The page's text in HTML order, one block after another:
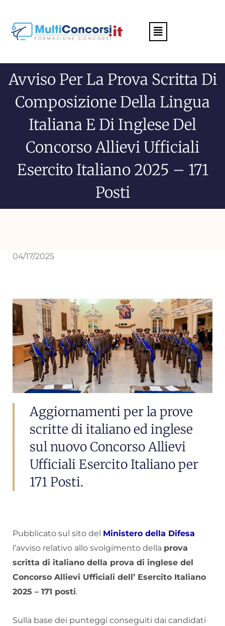
Menu
Avviso Per La Prova Scritta Di
Composizione Della Lingua
Italiana E Di Inglese Del
Concorso Allievi Ufficiali
Esercito Italiano 2025 – 171
Posti
04/17/2025
Aggiornamenti per la prove
scritte di italiano ed inglese
sul nuovo Concorso Allievi
Ufficiali Esercito Italiano per
171 Posti.
Pubblicato sul sito del Ministero della Difesa
l’avviso relativo allo svolgimento della prova
scritta di italiano della prova di inglese del
Concorso Allievi Ufficiali dell’ Esercito Italiano
2025 – 171 posti.
Sulla base dei punteggi conseguiti dai candidati